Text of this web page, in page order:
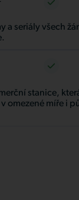
a seriály všech
stanice,
omezené míře i